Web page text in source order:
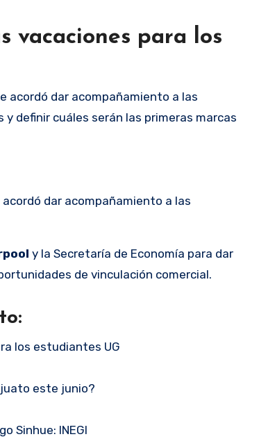
vacaciones para los
acordó dar acompañamiento a las
definir cuáles serán las primeras marcas
dar acompañamiento a las
y la Secretaría de Economía para dar
de vinculación comercial.
los estudiantes UG
este junio?
Sinhue: INEGI